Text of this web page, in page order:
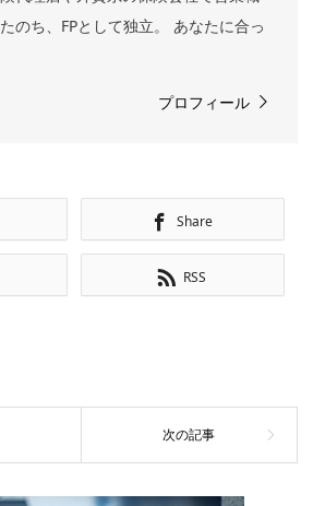
のち、FPとして独立。 あなたに合っ
プロフィール
Share
RSS